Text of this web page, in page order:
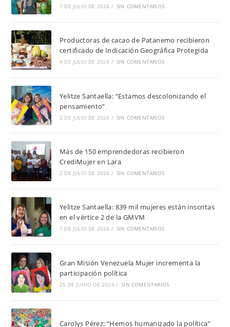
7 DE JULIO DE 2024 / SIN COMENTARIOS
Productoras de cacao de Patanemo recibieron
certificado de Indicación Geográfica Protegida
4 DE JULIO DE 2024 / SIN COMENTARIOS
Yelitze Santaella: “Estamos descolonizando el
pensamiento”
2 DE JULIO DE 2024 / SIN COMENTARIOS
Más de 150 emprendedoras recibieron
CrediMujer en Lara
2 DE JULIO DE 2024 / SIN COMENTARIOS
Yelitze Santaella: 839 mil mujeres están inscritas
en el vértice 2 de la GMVM
1 DE JULIO DE 2024 / SIN COMENTARIOS
Gran Misión Venezuela Mujer incrementa la
participación política
25 DE JUNIO DE 2024 / SIN COMENTARIOS
Carolys Pérez: “Hemos humanizado la política”